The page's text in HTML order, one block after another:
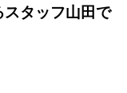
タッフ山田で